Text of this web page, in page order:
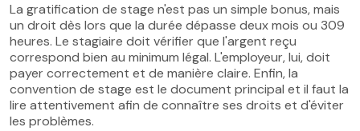
La gratification de stage n'est pas un simple bonus, mais
un droit dès lors que la durée dépasse deux mois ou 309
heures. Le stagiaire doit vérifier que l'argent reçu
correspond bien au minimum légal. L'employeur, lui, doit
payer correctement et de manière claire. Enfin, la
convention de stage est le document principal et il faut la
lire attentivement afin de connaître ses droits et d'éviter
les problèmes.